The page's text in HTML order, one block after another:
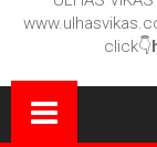
click👇